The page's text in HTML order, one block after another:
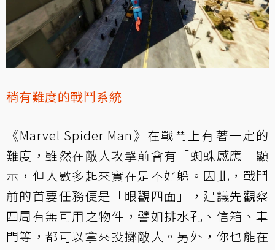
稍有難度的戰鬥系統
《Marvel Spider Man》在戰鬥上有著一定的
難度，雖然在敵人攻擊前會有「蜘蛛感應」顯
示，但人數多起來實在是不好躲。因此，戰鬥
前的首要任務便是「眼觀四面」，建議先觀察
四周有無可用之物件，譬如排水孔、信箱、車
門等，都可以拿來投擲敵人。另外，你也能在